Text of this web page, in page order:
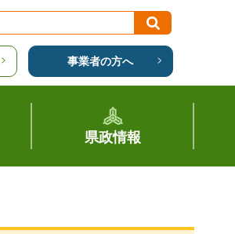
事業者の方へ
県政情報